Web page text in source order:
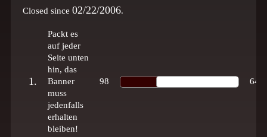
Closed since 02/22/2006.
1.
Packt es
auf jeder
Seite unten
hin, das
Banner
muss
jedenfalls
erhalten
bleiben!
98 64%